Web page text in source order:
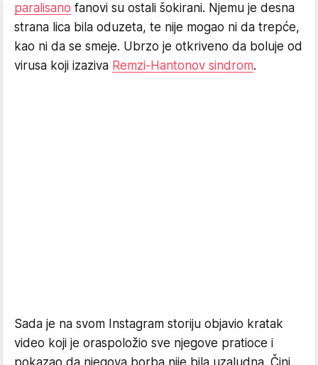
paralisano fanovi su ostali šokirani. Njemu je desna
strana lica bila oduzeta, te nije mogao ni da trepće,
kao ni da se smeje. Ubrzo je otkriveno da boluje od
virusa koji izaziva Remzi-Hantonov sindrom.
Sada je na svom Instagram storiju objavio kratak
video koji je oraspoložio sve njegove pratioce i
pokazao da njegova borba nije bila uzaludna. Čini